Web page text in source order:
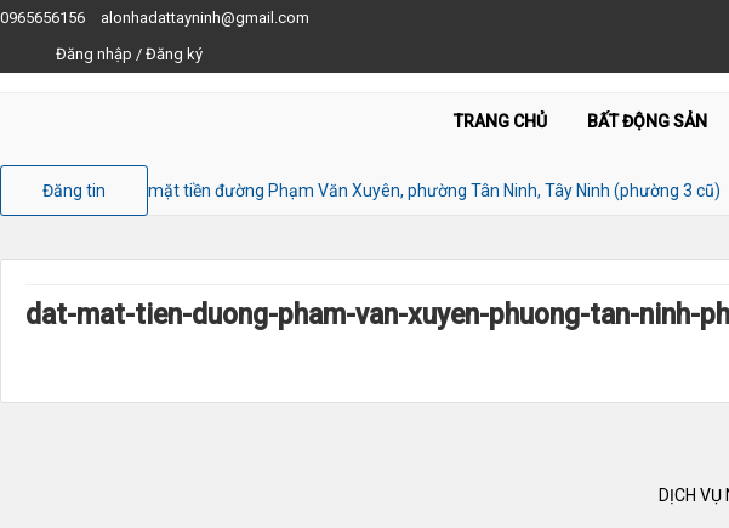
0965656156
alonhadattayninh@gmail.com
Đăng nhập / Đăng ký
TRANG CHỦ BẤT ĐỘNG SẢN
Đăng tin
mặt tiền đường Phạm Văn Xuyên, phường Tân Ninh, Tây Ninh (phường 3 cũ)
dat-mat-tien-duong-pham-van-xuyen-phuong-tan-ninh-
DỊCH